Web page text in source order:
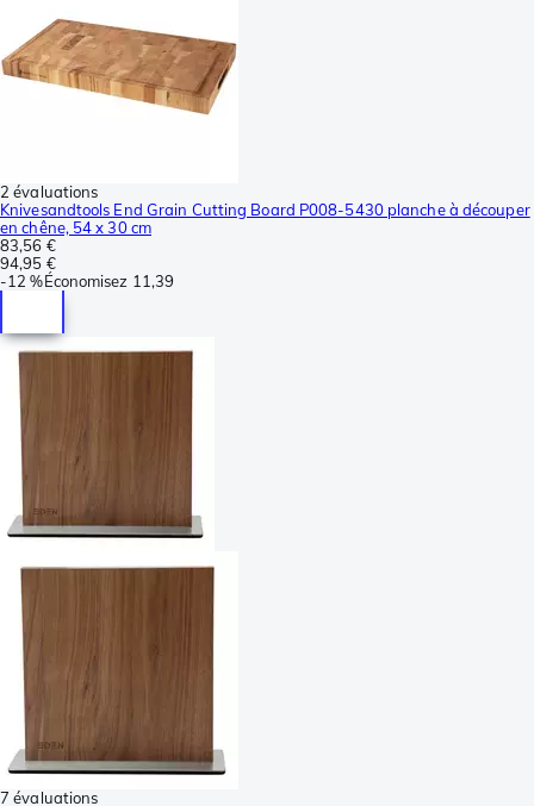
2 évaluations
Knivesandtools End Grain Cutting Board P008-5430 planche à découper
en chêne, 54 x 30 cm
83,56 €
94,95 €
-12 %Économisez 11,39
7 évaluations